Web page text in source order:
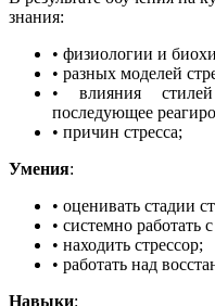
знания:
• физиологии и
• разных моделей
• влияния
последующее
• причин стресса;
Умения:
• оценивать стадии
• системно работать
• находить стрессор;
• работать над
Навыки: